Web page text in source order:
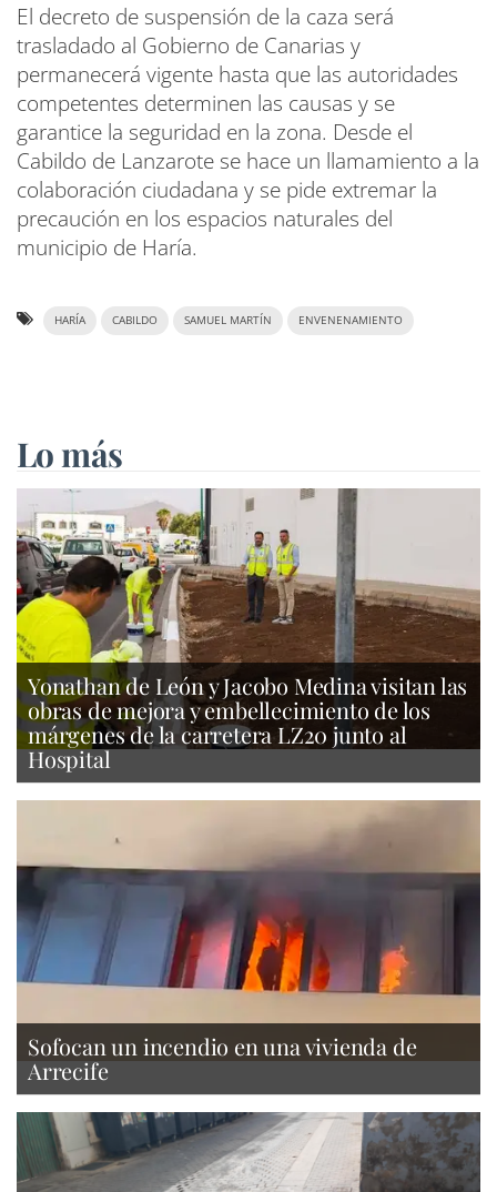
El decreto de suspensión de la caza será
trasladado al Gobierno de Canarias y
permanecerá vigente hasta que las autoridades
competentes determinen las causas y se
garantice la seguridad en la zona. Desde el
Cabildo de Lanzarote se hace un llamamiento a la
colaboración ciudadana y se pide extremar la
precaución en los espacios naturales del
municipio de Haría.
HARÍA CABILDO SAMUEL MARTÍN ENVENENAMIENTO
Lo más
Yonathan de León y Jacobo Medina visitan las
obras de mejora y embellecimiento de los
márgenes de la carretera LZ20 junto al
Hospital
Sofocan un incendio en una vivienda de
Arrecife